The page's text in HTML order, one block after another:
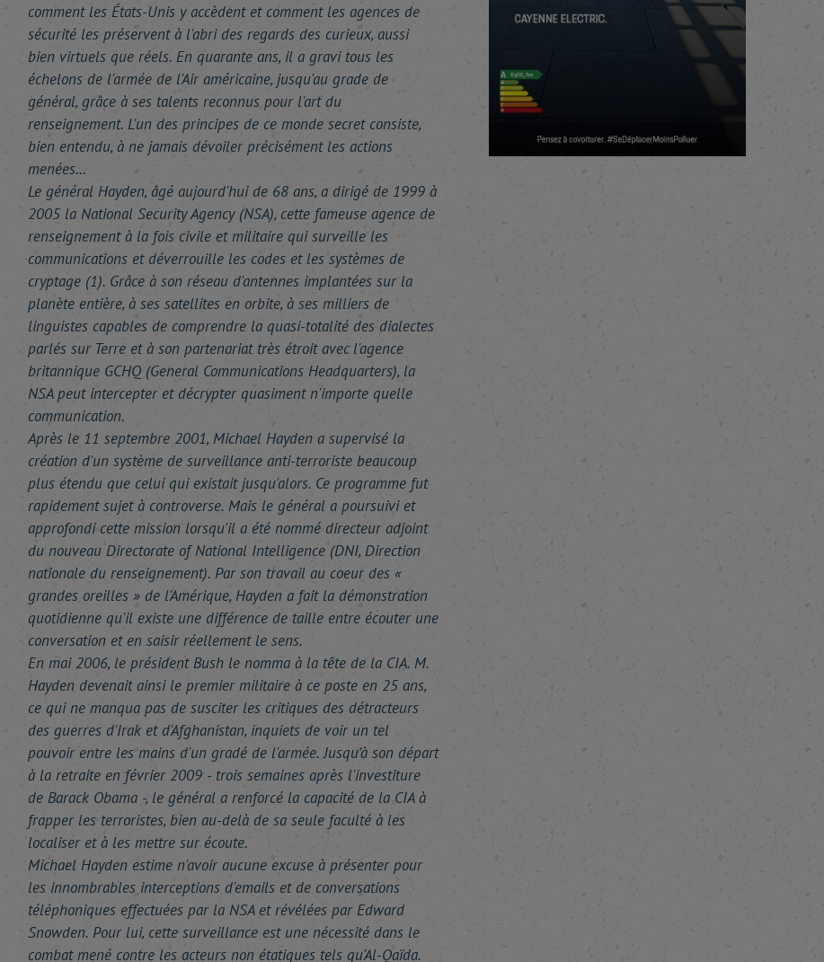
comment les États-Unis y accèdent et comment les agences de
sécurité les préservent à l'abri des regards des curieux, aussi
bien virtuels que réels. En quarante ans, il a gravi tous les
échelons de l'armée de l'Air américaine, jusqu'au grade de
général, grâce à ses talents reconnus pour l'art du
renseignement. L'un des principes de ce monde secret consiste,
bien entendu, à ne jamais dévoiler précisément les actions
menées...
Le général Hayden, âgé aujourd'hui de 68 ans, a dirigé de 1999 à
2005 la National Security Agency (NSA), cette fameuse agence de
renseignement à la fois civile et militaire qui surveille les
communications et déverrouille les codes et les systèmes de
cryptage (1). Grâce à son réseau d'antennes implantées sur la
planète entière, à ses satellites en orbite, à ses milliers de
linguistes capables de comprendre la quasi-totalité des dialectes
parlés sur Terre et à son partenariat très étroit avec l'agence
britannique GCHQ (General Communications Headquarters), la
NSA peut intercepter et décrypter quasiment n'importe quelle
communication.
Après le 11 septembre 2001, Michael Hayden a supervisé la
création d'un système de surveillance anti-terroriste beaucoup
plus étendu que celui qui existait jusqu'alors. Ce programme fut
rapidement sujet à controverse. Mais le général a poursuivi et
approfondi cette mission lorsqu'il a été nommé directeur adjoint
du nouveau Directorate of National Intelligence (DNI, Direction
nationale du renseignement). Par son travail au coeur des «
grandes oreilles » de l'Amérique, Hayden a fait la démonstration
quotidienne qu'il existe une différence de taille entre écouter une
conversation et en saisir réellement le sens.
En mai 2006, le président Bush le nomma à la tête de la CIA. M.
Hayden devenait ainsi le premier militaire à ce poste en 25 ans,
ce qui ne manqua pas de susciter les critiques des détracteurs
des guerres d'Irak et d'Afghanistan, inquiets de voir un tel
pouvoir entre les mains d'un gradé de l'armée. Jusqu'à son départ
à la retraite en février 2009 - trois semaines après l'investiture
de Barack Obama -, le général a renforcé la capacité de la CIA à
frapper les terroristes, bien au-delà de sa seule faculté à les
localiser et à les mettre sur écoute.
Michael Hayden estime n'avoir aucune excuse à présenter pour
les innombrables interceptions d'emails et de conversations
téléphoniques effectuées par la NSA et révélées par Edward
Snowden. Pour lui, cette surveillance est une nécessité dans le
combat mené contre les acteurs non étatiques tels qu'Al-Qaïda.